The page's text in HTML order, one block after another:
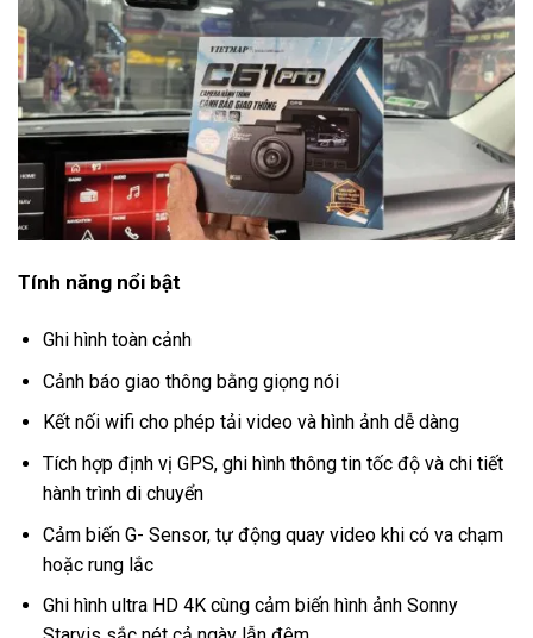
Tính năng nổi bật
Ghi hình toàn cảnh
Cảnh báo giao thông bằng giọng nói
Kết nối wifi cho phép tải video và hình ảnh dễ dàng
Tích hợp định vị GPS, ghi hình thông tin tốc độ và chi tiết
hành trình di chuyển
Cảm biến G- Sensor, tự động quay video khi có va chạm
hoặc rung lắc
Ghi hình ultra HD 4K cùng cảm biến hình ảnh Sonny